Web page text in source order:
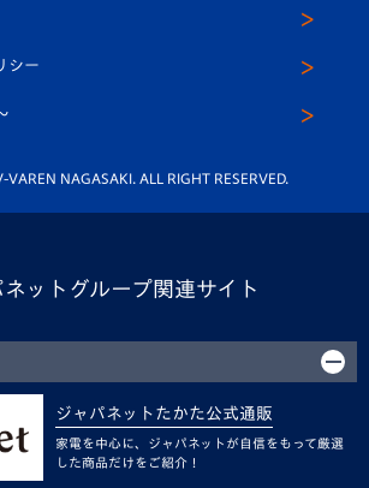
動
ンスタグラム
シー
NAGASAKI. ALL RIGHT RESERVED.
ネットグループ関連サイト
ジャパネットたかた公式通販
家電を中心に、ジャパネットが自信をもって厳選
した商品だけをご紹介！